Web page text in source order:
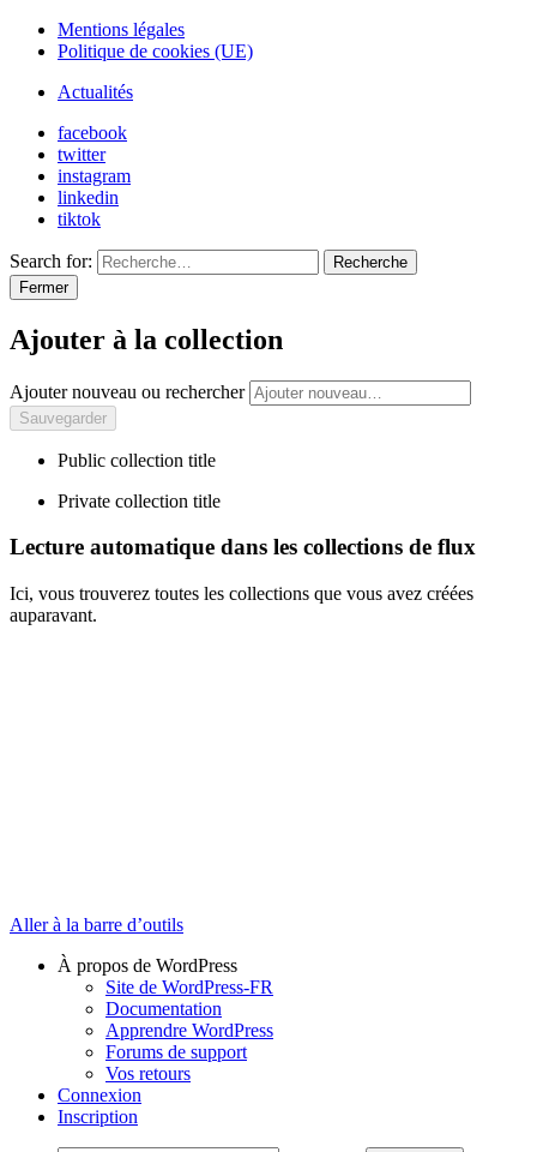
Mentions légales
Politique de cookies (UE)
Actualités
facebook
twitter
instagram
linkedin
tiktok
Search for:
Recherche
Fermer
Ajouter à la collection
Ajouter nouveau ou rechercher
Public collection title
Private collection title
Lecture automatique dans les collections de flux
Ici, vous trouverez toutes les collections que vous avez créées
auparavant.
Aller à la barre d’outils
À propos de WordPress
Site de WordPress-FR
Documentation
Apprendre WordPress
Forums de support
Vos retours
Connexion
Inscription